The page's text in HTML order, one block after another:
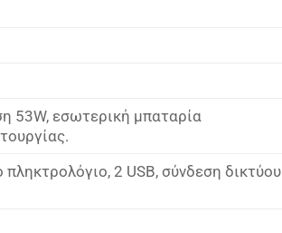
53W, εσωτερική μπαταρία
2 USB, σύνδεση δικτύου